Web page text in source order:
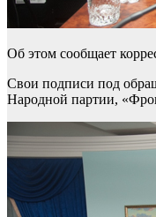
Об этом сообщает
Свои подписи под
Народной партии,